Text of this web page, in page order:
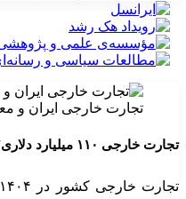
تجارت خارجی ایران و
تجارت خارجی ۱۱۰ میلیارد دلاری؛ عدد بزرگ با پیام‌های نگران‌کننده